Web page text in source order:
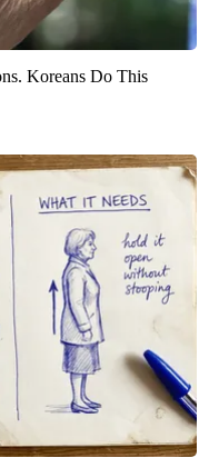
Koreans Do This